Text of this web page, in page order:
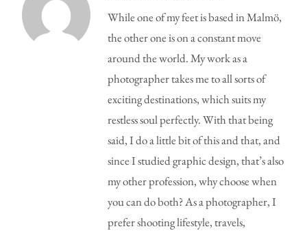
While one of my feet is based in Malmö,
the other one is on a constant move
around the world. My work as a
photographer takes me to all sorts of
exciting destinations, which suits my
restless soul perfectly. With that being
said, I do a little bit of this and that, and
since I studied graphic design, that’s also
my other profession, why choose when
you can do both? As a photographer, I
prefer shooting lifestyle, travels,